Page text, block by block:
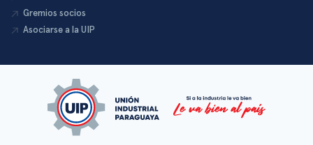
Gremios socios
Asociarse a la UIP